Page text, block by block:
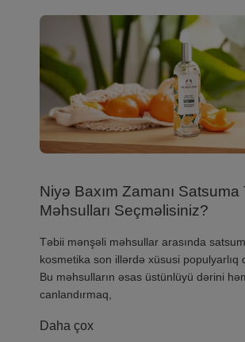
Niyə Baxım Zamanı Satsuma
Məhsulları Seçməlisiniz?
​Təbii mənşəli məhsullar arasında
kosmetika son illərdə xüsusi populyarlıq
Bu məhsulların əsas üstünlüyü dərini
canlandırmaq,
Daha çox